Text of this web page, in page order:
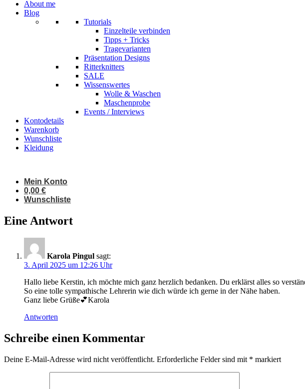
About me
Blog
Tutorials
Einzelteile verbinden
Tipps + Tricks
Tragevarianten
Präsentation Designs
Ritterknitters
SALE
Wissenswertes
Wolle & Waschen
Maschenprobe
Events / Interviews
Kontodetails
Warenkorb
Wunschliste
Kleidung
Mein Konto
0,00 €
Wunschliste
Eine Antwort
Karola Pingul sagt:
3. April 2025 um 12:26 Uhr
Hallo liebe Kerstin, ich möchte mich ganz herzlich bedanken. Du erklärst alles so
So eine tolle sympathische Lehrerin wie dich würde ich gerne in der Nähe haben.
Ganz liebe Grüße💕Karola
Antworten
Schreibe einen Kommentar
Deine E-Mail-Adresse wird nicht veröffentlicht. Erforderliche Felder sind mit * markiert